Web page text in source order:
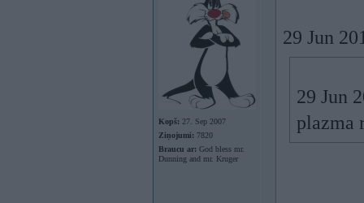
Kopš: 27. Sep 2007
Ziņojumi: 7820
Braucu ar: God bless mr.
Dunning and mr. Kruger
29 Jun
29 Jun
plazma